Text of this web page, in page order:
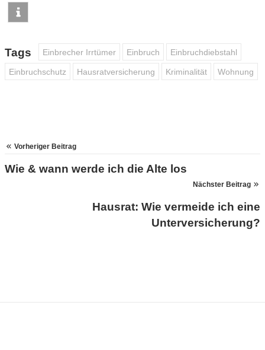
Tags Einbrecher Irrtümer Einbruch Einbruchdiebstahl
Einbruchschutz Hausratversicherung Kriminalität Wohnung
Vorheriger Beitrag
Wie & wann werde ich die Alte los
Nächster Beitrag
Hausrat: Wie vermeide ich eine
Unterversicherung?